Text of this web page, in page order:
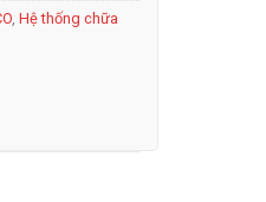
, Hệ thống chữa